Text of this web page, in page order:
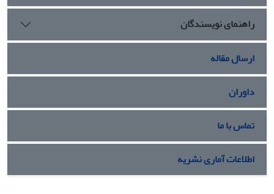
راهنمای نویسندگان
ارسال مقاله
داوران
تماس با ما
اطلاعات آماری نشریه